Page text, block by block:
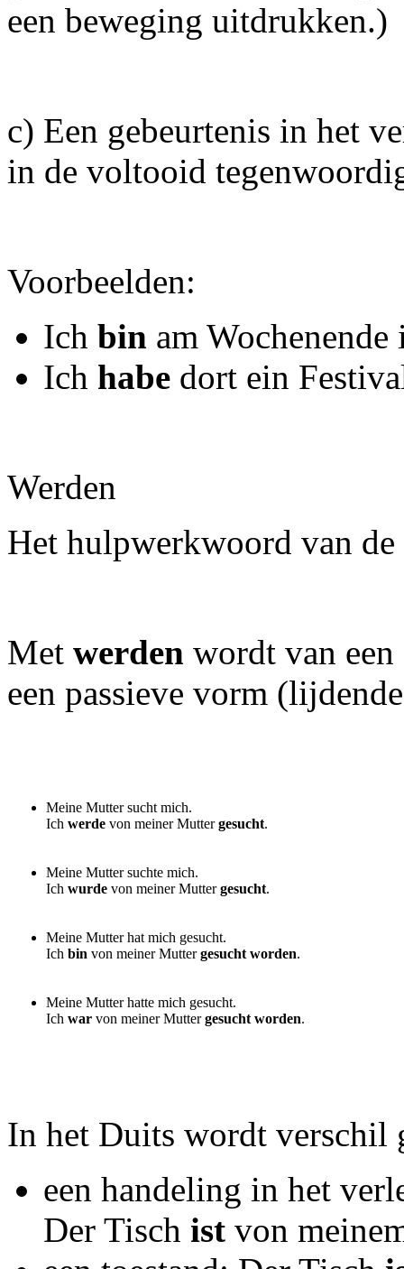
een beweging uitdrukken.)
c) Een gebeurtenis in het
in de voltooid
Voorbeelden:
Ich bin am
Ich habe dort ein
Werden
Het hulpwerkwoord van de
Met werden wordt van
een passieve vorm
Meine Mutter sucht mich.
Ich werde von meiner Muttergesucht.
Meine Mutter suchte mich.
Ich wurde von meiner Muttergesucht.
Meine Mutter hat mich gesucht.
Ich bin von meiner Muttergesucht worden.
Meine Mutter hatte mich gesucht.
Ich war von meiner Muttergesucht worden.
In het Duits wordt verschil
een handeling in het
Der Tisch ist von